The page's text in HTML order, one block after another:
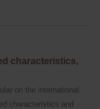
characteristics,
on the international
characteristics and